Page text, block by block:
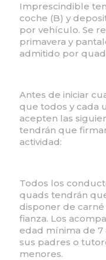
Imprescindible
coche (B) y
por vehículo. Se
primavera y
admitido por quad
Antes de iniciar
que todos y cada
acepten las
tendrán que
actividad:
Todos los
quads tendrán
disponer de
fianza. Los
edad mínima de 7
sus padres o
menores.